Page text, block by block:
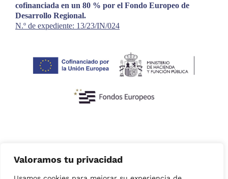
Valoramos tu privacidad
cofinanciada en un 80 % por el Fondo Europeo de
Desarrollo Regional.
N.º de expediente: 13/23/IN/024